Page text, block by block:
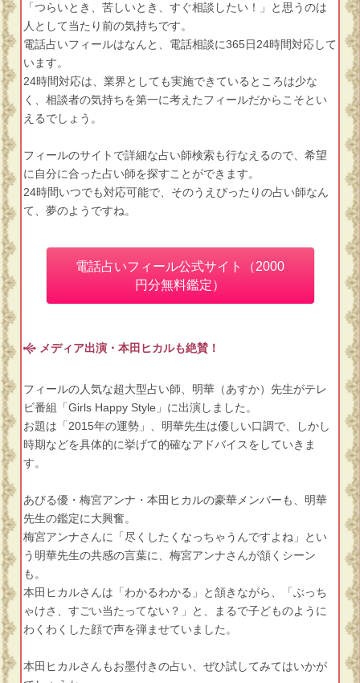
「つらいとき、苦しいとき、すぐ相談したい！」と思うのは
人として当たり前の気持ちです。
電話占いフィールはなんと、電話相談に365日24時間対応して
います。
24時間対応は、業界としても実施できているところは少な
く、相談者の気持ちを第一に考えたフィールだからこそとい
えるでしょう。
フィールのサイトで詳細な占い師検索も行なえるので、希望
に自分に合った占い師を探すことができます。
24時間いつでも対応可能で、そのうえぴったりの占い師なん
て、夢のようですね。
電話占いフィール公式サイト（2000
円分無料鑑定）
メディア出演・本田ヒカルも絶賛！
フィールの人気な超大型占い師、明華（あすか）先生がテレ
ビ番組「Girls Happy Style」に出演しました。
お題は「2015年の運勢」、明華先生は優しい口調で、しかし
時期などを具体的に挙げて的確なアドバイスをしていきま
す。
あびる優・梅宮アンナ・本田ヒカルの豪華メンバーも、明華
先生の鑑定に大興奮。
梅宮アンナさんに「尽くしたくなっちゃうんですよね」とい
う明華先生の共感の言葉に、梅宮アンナさんが頷くシーン
も。
本田ヒカルさんは「わかるわかる」と頷きながら、「ぶっち
ゃけさ、すごい当たってない？」と、まるで子どものように
わくわくした顔で声を弾ませていました。
本田ヒカルさんもお墨付きの占い、ぜひ試してみてはいかが